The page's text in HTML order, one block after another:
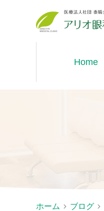
Home
ホーム ブログ